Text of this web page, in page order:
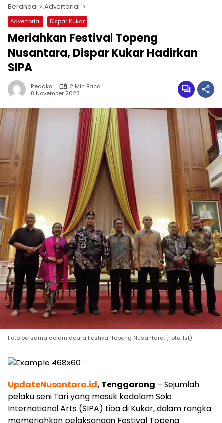
Beranda Advertorial
Advertorial Dispar Kukar
Meriahkan Festival Topeng
Nusantara, Dispar Kukar Hadirkan
SIPA
Redaksi
2 Min Baca
8 November 2023
Foto bersama dalam acara Festival Topeng Nusantara. (Foto: Ist)
UpdateNusantara.id, Tenggarong – Sejumlah
pelaku seni Tari yang masuk kedalam Solo
International Arts (SIPA) tiba di Kukar, dalam rangka
memeriahkan pelaksanaan Festival Topeng